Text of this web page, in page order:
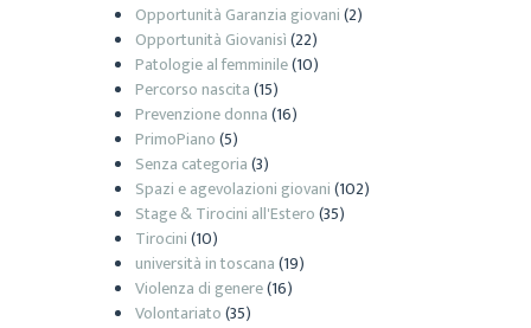
Opportunità Garanzia giovani(2)
Opportunità Giovanisì(22)
Patologie al femminile(10)
Percorso nascita(15)
Prevenzione donna(16)
PrimoPiano(5)
Senza categoria(3)
Spazi e agevolazioni giovani(102)
Stage & Tirocini all'Estero(35)
Tirocini(10)
università in toscana(19)
Violenza di genere(16)
Volontariato(35)